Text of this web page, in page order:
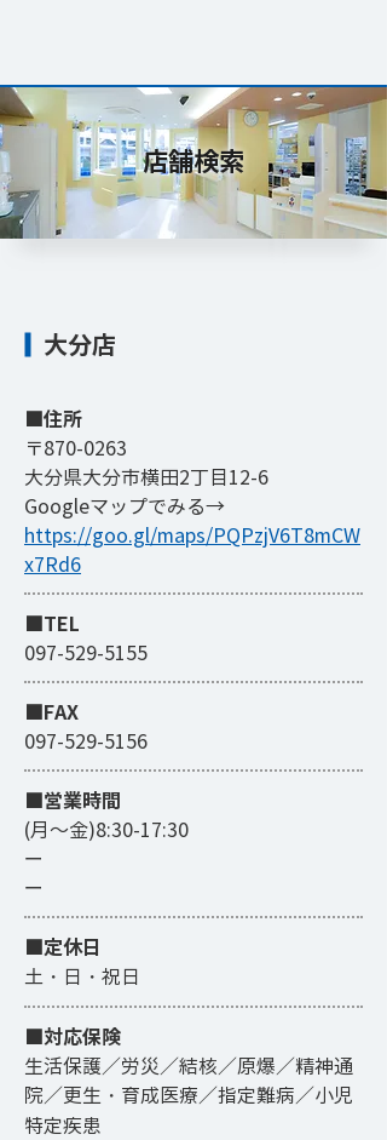
店舗検索
大分店
​■住所
〒870-0263
大分県大分市横田2丁目12-6
​Googleマップでみる→
https://goo.gl/maps/PQPzjV6T8mCW
x7Rd6
■TEL
097-529-5155
■FAX
097-529-5156
​■営業時間
(月～金)8:30-17:30
ー
ー
■定休日
土・日・祝日
■対応保険
生活保護／労災／結核／原爆／精神通
院／更生・育成医療／指定難病／小児
特定疾患